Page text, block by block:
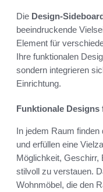
Die Design-
beeindruckende
Element für
Ihre funktionalen
sondern integrieren
Einrichtung.
Funktionale Designs
In jedem Raum
und erfüllen eine
Möglichkeit, Geschirr,
stilvoll zu verstauen.
Wohnmöbel, die den